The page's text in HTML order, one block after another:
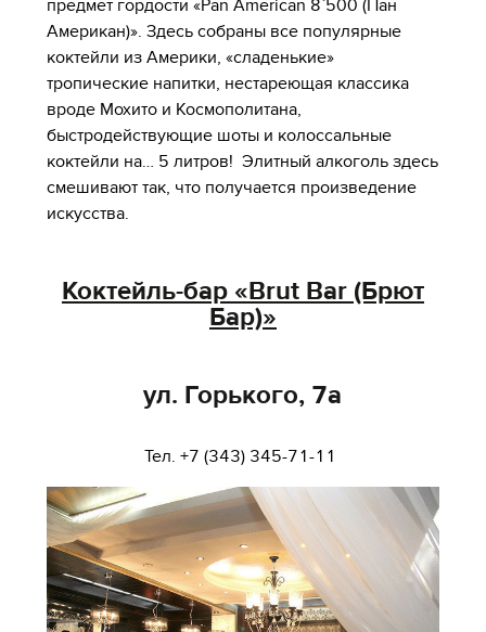
предмет гордости «Pan American 8`500 (Пан
Американ)». Здесь собраны все популярные
коктейли из Америки, «сладенькие»
тропические напитки, нестареющая классика
вроде Мохито и Космополитана,
быстродействующие шоты и колоссальные
коктейли на… 5 литров! Элитный алкоголь здесь
смешивают так, что получается произведение
искусства.
Коктейль-бар «Brut Bar (Брют
Бар)»
ул. Горького, 7а
Тел. +7 (343) 345-71-11